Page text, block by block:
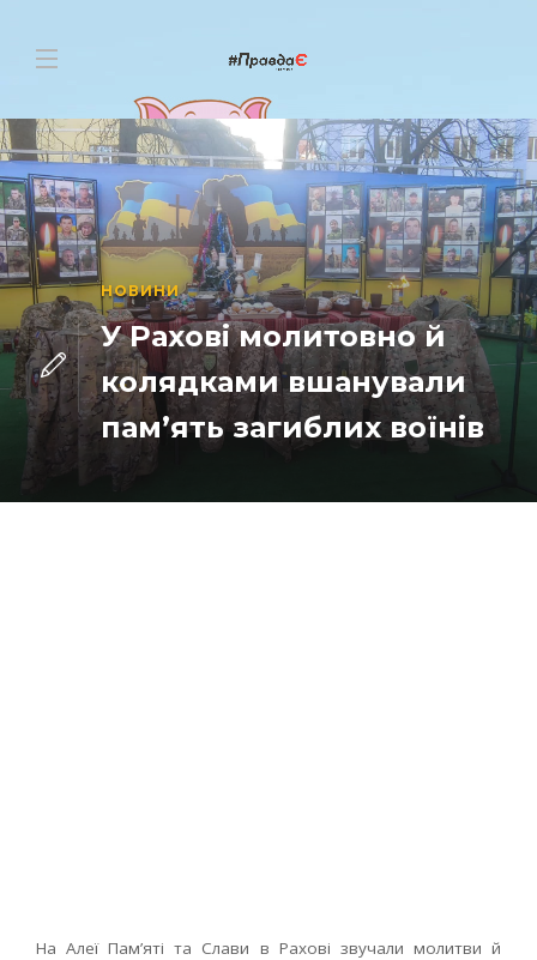
НОВИНИ
У Рахові молитовно й
колядками вшанували
пам’ять загиблих воїнів
На Алеї Пам’яті та Слави в Рахові звучали молитви й